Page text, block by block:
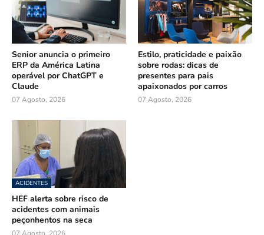
Senior anuncia o primeiro
ERP da América Latina
operável por ChatGPT e
Claude
07 Agosto, 2026
Estilo, praticidade e paixão
sobre rodas: dicas de
presentes para pais
apaixonados por carros
07 Agosto, 2026
ACIDENTES
HEF alerta sobre risco de
acidentes com animais
peçonhentos na seca